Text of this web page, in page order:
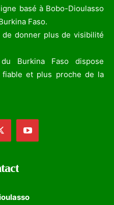
basé à Bobo-Dioulasso
Faso.
donner plus de visibilité
Burkina Faso dispose
fiable et plus proche de la